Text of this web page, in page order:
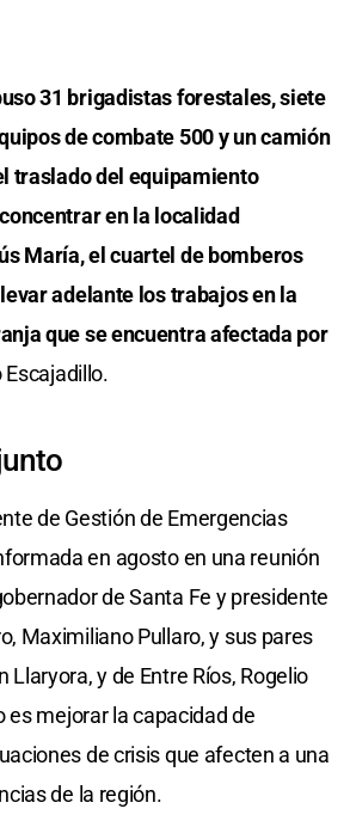
31 brigadistas forestales, siete
de combate 500 y un camión
traslado del equipamiento
en la localidad
María, el cuartel de bomberos
adelante los trabajos en la
que se encuentra afectada por
de Gestión de Emergencias
en agosto en una reunión
de Santa Fe y presidente
Maximiliano Pullaro, y sus pares
Llaryora, y de Entre Ríos, Rogelio
es mejorar la capacidad de
de crisis que afecten a una
de la región.